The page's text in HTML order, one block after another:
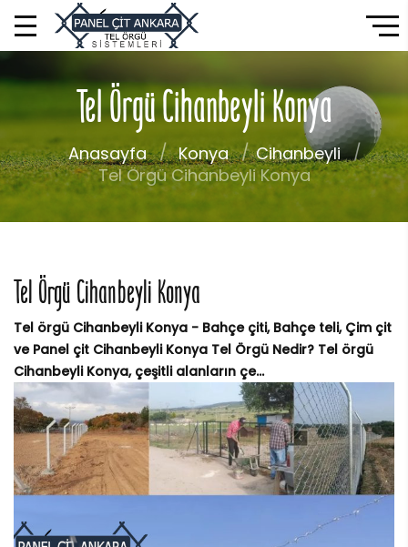
Tel Örgü Cihanbeyli Konya
Anasayfa Konya
Cihanbeyli
Tel Örgü Cihanbeyli Konya
Tel Örgü Cihanbeyli Konya
Tel örgü Cihanbeyli Konya - Bahçe çiti, Bahçe teli, Çim çit
ve Panel çit Cihanbeyli Konya Tel Örgü Nedir? Tel örgü
Cihanbeyli Konya, çeşitli alanların çe...